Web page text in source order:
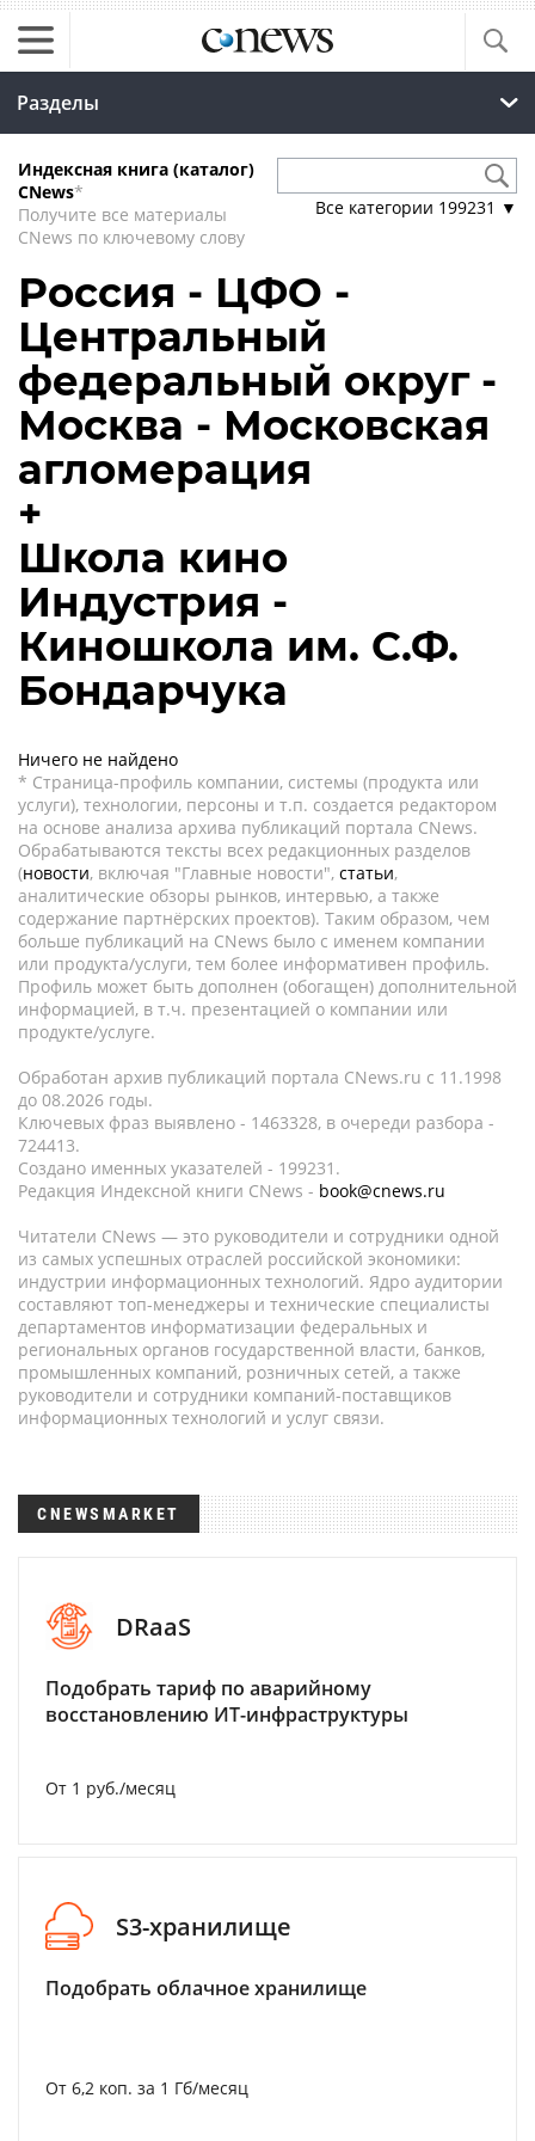
Разделы
Индексная книга (каталог)
CNews*
Получите все материалы
CNews по ключевому слову
Все категории 199231 ▼
Россия - ЦФО -
Центральный
федеральный округ -
Москва - Московская
агломерация
+
Школа кино
Индустрия -
Киношкола им. С.Ф.
Бондарчука
Ничего не найдено
* Страница-профиль компании, системы (продукта или
услуги), технологии, персоны и т.п. создается редактором
на основе анализа архива публикаций портала CNews.
Обрабатываются тексты всех редакционных разделов
(новости, включая "Главные новости", статьи,
аналитические обзоры рынков, интервью, а также
содержание партнёрских проектов). Таким образом, чем
больше публикаций на CNews было с именем компании
или продукта/услуги, тем более информативен профиль.
Профиль может быть дополнен (обогащен) дополнительной
информацией, в т.ч. презентацией о компании или
продукте/услуге.
Обработан архив публикаций портала CNews.ru c 11.1998
до 08.2026 годы.
Ключевых фраз выявлено - 1463328, в очереди разбора -
724413.
Создано именных указателей - 199231.
Редакция Индексной книги CNews - book@cnews.ru
Читатели CNews — это руководители и сотрудники одной
из самых успешных отраслей российской экономики:
индустрии информационных технологий. Ядро аудитории
составляют топ-менеджеры и технические специалисты
департаментов информатизации федеральных и
региональных органов государственной власти, банков,
промышленных компаний, розничных сетей, а также
руководители и сотрудники компаний-поставщиков
информационных технологий и услуг связи.
CNEWSMARKET
DRaaS
Подобрать тариф по аварийному
восстановлению ИТ-инфраструктуры
От 1 руб./месяц
S3-хранилище
Подобрать облачное хранилище
От 6,2 коп. за 1 Гб/месяц